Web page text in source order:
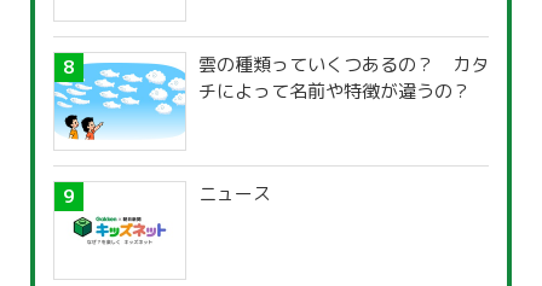
雲の種類っていくつあるの？ カタ
チによって名前や特徴が違うの？
ニュース